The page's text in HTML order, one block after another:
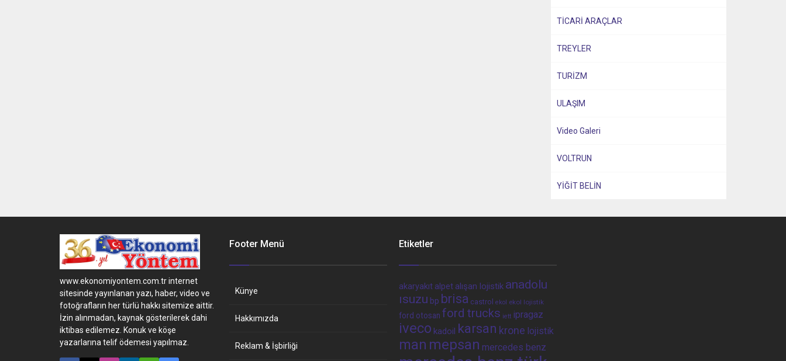
TİCARİ ARAÇLAR
TREYLER
TURİZM
ULAŞIM
Video Galeri
VOLTRUN
YİĞİT BELİN
www.ekonomiyontem.com.tr internet
sitesinde yayınlanan yazı, haber, video ve
fotoğrafların her türlü hakkı sitemize aittir.
İzin alınmadan, kaynak gösterilerek dahi
iktibas edilemez. Konuk ve köşe
yazarlarına telif ödemesi yapılmaz.
Footer Menü
Künye
Hakkımızda
Reklam & İşbirliği
Etiketler
akaryakıt alpet alışan lojistik anadolu
ısuzu bp brisa castrol ekol ekol lojistik
ford otosan ford trucks iett ipragaz
iveco kadoil karsan krone lojistik
man mepsan mercedes benz